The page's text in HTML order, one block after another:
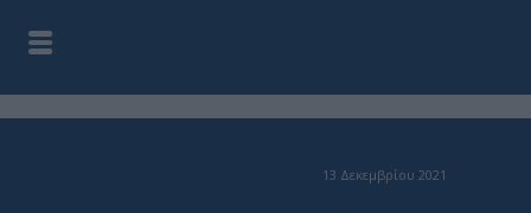
13 Δεκεμβρίου 2021